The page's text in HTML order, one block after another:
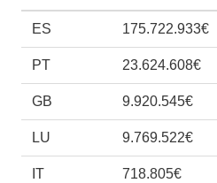
ES 175.722.933€
PT 23.624.608€
GB 9.920.545€
LU 9.769.522€
IT 718.805€